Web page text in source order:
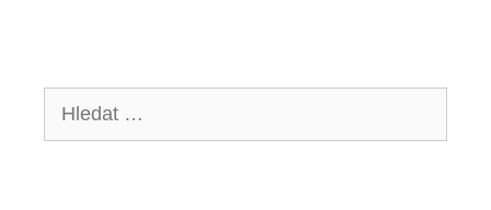
e
p
Hledat: